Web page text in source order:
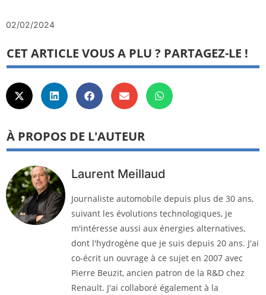
02/02/2024
CET ARTICLE VOUS A PLU ? PARTAGEZ-LE !
À PROPOS DE L'AUTEUR
Laurent Meillaud
Journaliste automobile depuis plus de 30 ans,
suivant les évolutions technologiques, je
m'intéresse aussi aux énergies alternatives,
dont l'hydrogène que je suis depuis 20 ans. J'ai
co-écrit un ouvrage à ce sujet en 2007 avec
Pierre Beuzit, ancien patron de la R&D chez
Renault. J'ai collaboré également à la